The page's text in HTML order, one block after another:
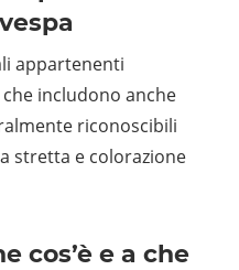
appartenenti
includono anche
riconoscibili
stretta e colorazione
cos’è e a che